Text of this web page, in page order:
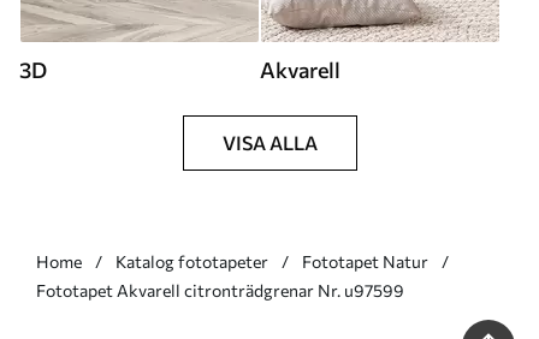
3D Akvarell
VISA ALLA
Home Katalog fototapeter
Fototapet Natur
Fototapet Akvarell citronträdgrenar Nr. u97599